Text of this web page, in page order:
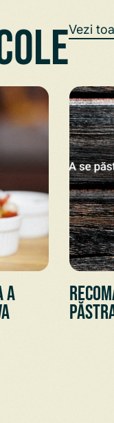
Vezi
a